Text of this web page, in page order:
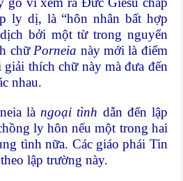
ly dị, là “hôn nhân bất hợp
bởi một từ trong nguyển
chữ Porneia này mới là điểm
thích chữ này mà đưa đến
nhau.
là ngoại tình dẫn đến lập
ly hôn nếu một trong hai
tình nữa. Các giáo phái Tin
lập trường này.